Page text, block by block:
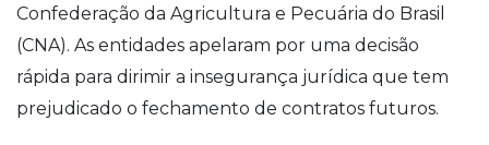
Confederação da Agricultura e Pecuária do Brasil
(CNA). As entidades apelaram por uma decisão
rápida para dirimir a insegurança jurídica que tem
prejudicado o fechamento de contratos futuros.